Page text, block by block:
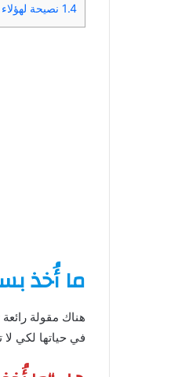
1.4 نصيحة
ما أُخذ
هناك مقولة
في حياتها لكي